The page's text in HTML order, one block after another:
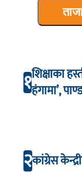
१शिक्षाका
हंगामा’,
२कांग्रेस